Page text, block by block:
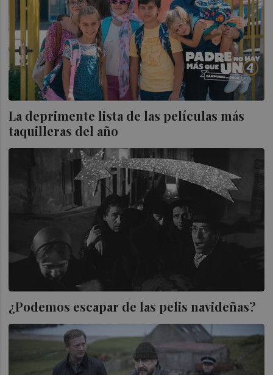
La deprimente lista de las películas más
taquilleras del año
¿Podemos escapar de las pelis navideñas?